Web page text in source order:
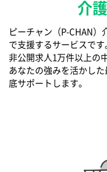
介
ピーチャン（P-CHAN
で支援するサービスです
非公開求人1万件以上の
あなたの強みを活かし
底サポートします。